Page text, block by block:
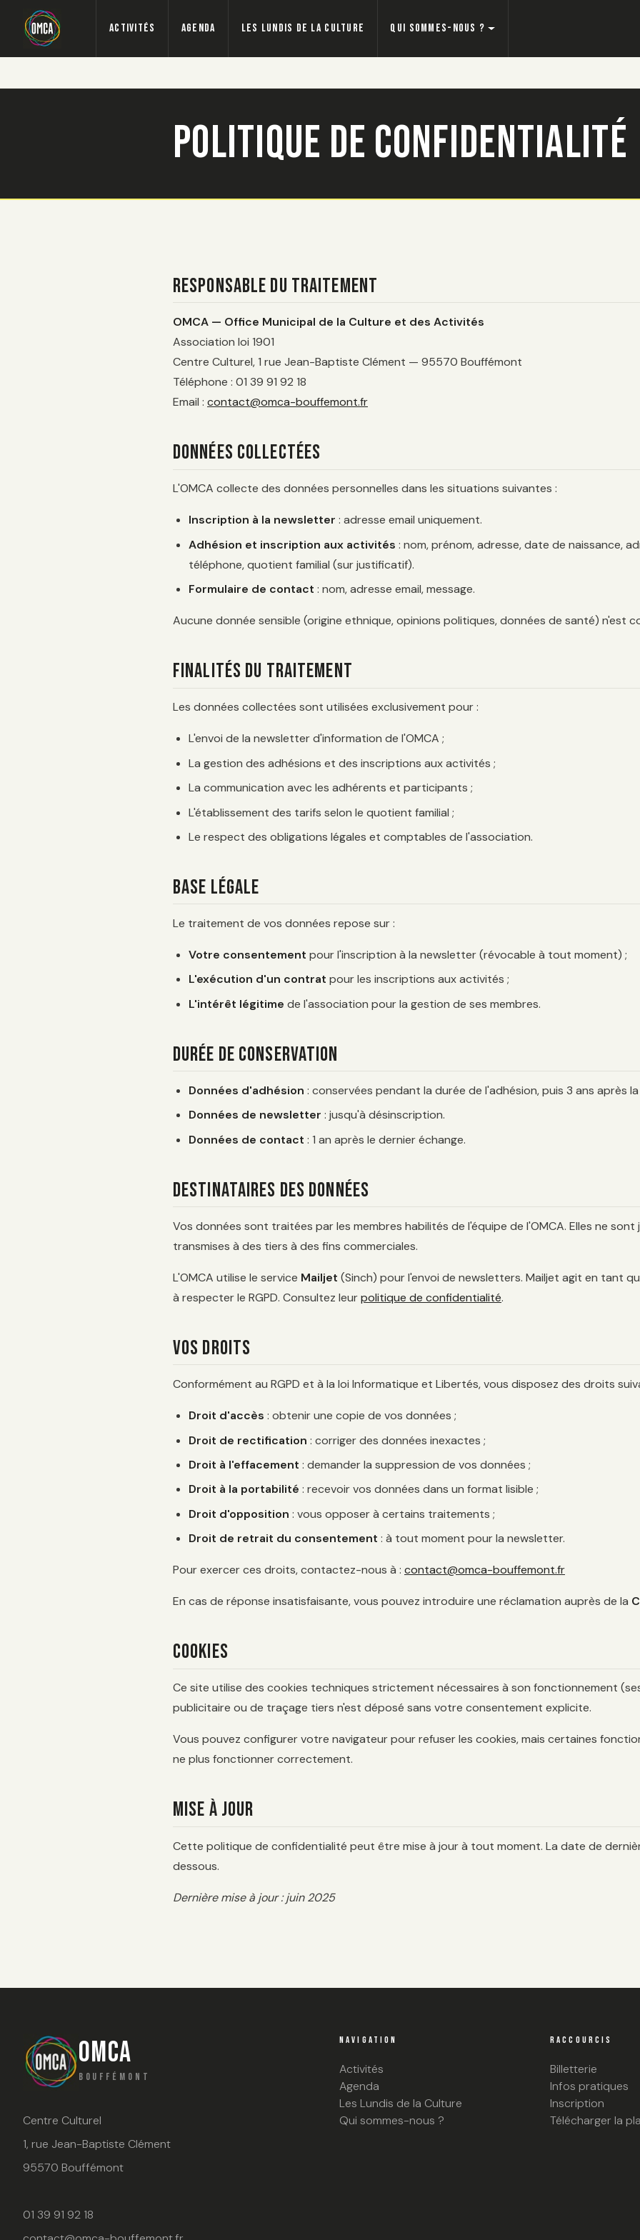
Aller au contenu principal
Main navigation
Activités Agenda Les Lundis de la Culture Qui sommes-nous ?
Politique de confidentialité
Responsable du traitement
OMCA — Office Municipal de la Culture et des Activités
Association loi 1901
Centre Culturel, 1 rue Jean-Baptiste Clément — 95570 Bouffémont
Téléphone : 01 39 91 92 18
Email : contact@omca-bouffemont.fr
Données collectées
L'OMCA collecte des données personnelles dans les situations suivantes :
Inscription à la newsletter : adresse email uniquement.
Adhésion et inscription aux activités : nom, prénom, adresse, date de naissance,
téléphone, quotient familial (sur justificatif).
Formulaire de contact : nom, adresse email, message.
Aucune donnée sensible (origine ethnique, opinions politiques, données de santé) n'est
Finalités du traitement
Les données collectées sont utilisées exclusivement pour :
L'envoi de la newsletter d'information de l'OMCA ;
La gestion des adhésions et des inscriptions aux activités ;
La communication avec les adhérents et participants ;
L'établissement des tarifs selon le quotient familial ;
Le respect des obligations légales et comptables de l'association.
Base légale
Le traitement de vos données repose sur :
Votre consentement pour l'inscription à la newsletter (révocable à tout moment) ;
L'exécution d'un contrat pour les inscriptions aux activités ;
L'intérêt légitime de l'association pour la gestion de ses membres.
Durée de conservation
Données d'adhésion : conservées pendant la durée de l'adhésion, puis 3 ans après
Données de newsletter : jusqu'à désinscription.
Données de contact : 1 an après le dernier échange.
Destinataires des données
Vos données sont traitées par les membres habilités de l'équipe de l'OMCA. Elles ne sont
transmises à des tiers à des fins commerciales.
L'OMCA utilise le service Mailjet (Sinch) pour l'envoi de newsletters. Mailjet agit en tant
à respecter le RGPD. Consultez leurpolitique de confidentialité.
Vos droits
Conformément au RGPD et à la loi Informatique et Libertés, vous disposez des droits
Droit d'accès : obtenir une copie de vos données ;
Droit de rectification : corriger des données inexactes ;
Droit à l'effacement : demander la suppression de vos données ;
Droit à la portabilité : recevoir vos données dans un format lisible ;
Droit d'opposition : vous opposer à certains traitements ;
Droit de retrait du consentement : à tout moment pour la newsletter.
Pour exercer ces droits, contactez-nous à : contact@omca-bouffemont.fr
En cas de réponse insatisfaisante, vous pouvez introduire une réclamation auprès de la
Cookies
Ce site utilise des cookies techniques strictement nécessaires à son fonctionnement
publicitaire ou de traçage tiers n'est déposé sans votre consentement explicite.
Vous pouvez configurer votre navigateur pour refuser les cookies, mais certaines
ne plus fonctionner correctement.
Mise à jour
Cette politique de confidentialité peut être mise à jour à tout moment. La date de
dessous.
Dernière mise à jour : juin 2025
OMCA
BOUFFÉMONT
Centre Culturel
1, rue Jean-Baptiste Clément
95570 Bouffémont
01 39 91 92 18
NAVIGATION
Activités
Agenda
Les Lundis de la Culture
Qui sommes-nous ?
RACCOURCIS
Billetterie
Infos pratiques
Inscription
Télécharger la